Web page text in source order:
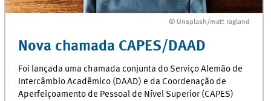
© Unsplash/matt ragland
© Unsplash/matt ragland
Nova chamada CAPES/DAAD
Foi lançada uma chamada conjunta do Serviço Alemão de
Intercâmbio Acadêmico (DAAD) e da Coordenação de
Aperfeiçoamento de Pessoal de Nível Superior (CAPES)